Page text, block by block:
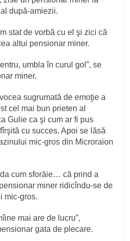
după-amiezii.
stat de vorbă cu el şi zici că
altui pensionar miner.
umbla în curul gol”, se
miner.
sugrumată de emoţie a
cel mai bun prieten al
Gulie ca şi cum ar fi pus
cu succes. Apoi se lăsă
mic-gros din Microraion
cum sforăie… că prind a
miner ridicîndu-se de
mic-gros.
mai are de lucru”,
gata de plecare.